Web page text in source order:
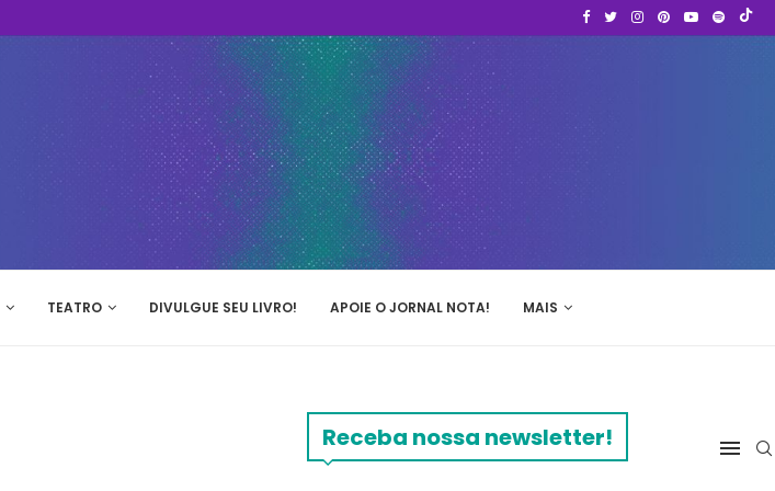
TEATRO DIVULGUE SEU LIVRO! APOIE O JORNAL NOTA! MAIS
Receba nossa newsletter!